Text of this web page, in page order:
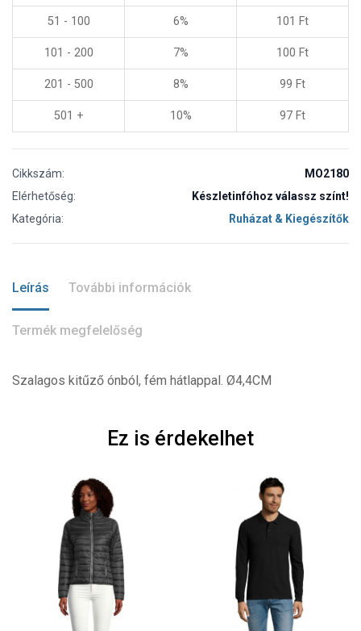
51 - 100 6% 101 Ft
101 - 200 7% 100 Ft
201 - 500 8% 99 Ft
501 + 10% 97 Ft
Cikkszám:
MO2180
Elérhetőség:
Készletinfóhoz válassz színt!
Kategória:
Ruházat & Kiegészítők
Leírás További információk
Termék megfelelőség
Szalagos kitűző ónból, fém hátlappal. Ø4,4CM
Ez is érdekelhet